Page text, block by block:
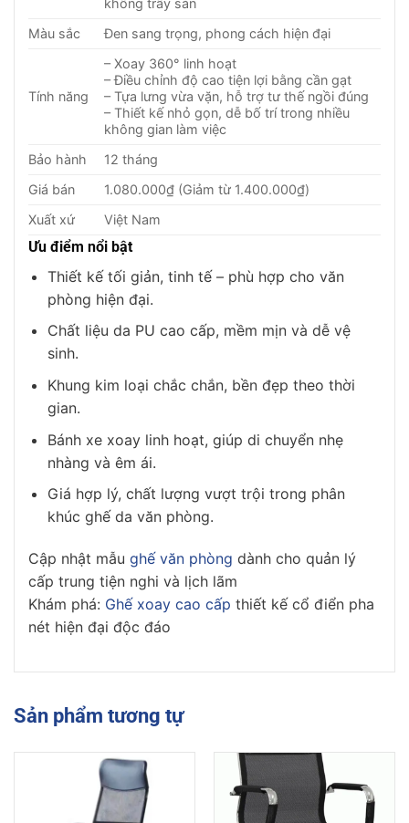
Màu sắc
Đen sang trọng, phong cách hiện đại
Tính năng
– Xoay 360° linh hoạt
– Điều chỉnh độ cao tiện lợi bằng cần gạt
– Tựa lưng vừa vặn, hỗ trợ tư thế ngồi đúng
– Thiết kế nhỏ gọn, dễ bố trí trong nhiều
không gian làm việc
Bảo hành
12 tháng
Giá bán
1.080.000₫ (Giảm từ 1.400.000₫)
Xuất xứ
Việt Nam
Ưu điểm nổi bật
Thiết kế tối giản, tinh tế – phù hợp cho văn
phòng hiện đại.
Chất liệu da PU cao cấp, mềm mịn và dễ vệ
sinh.
Khung kim loại chắc chắn, bền đẹp theo thời
gian.
Bánh xe xoay linh hoạt, giúp di chuyển nhẹ
nhàng và êm ái.
Giá hợp lý, chất lượng vượt trội trong phân
khúc ghế da văn phòng.
Cập nhật mẫu ghế văn phòng dành cho quản lý
cấp trung tiện nghi và lịch lãm
Khám phá: Ghế xoay cao cấp thiết kế cổ điển pha
nét hiện đại độc đáo
Sản phẩm tương tự